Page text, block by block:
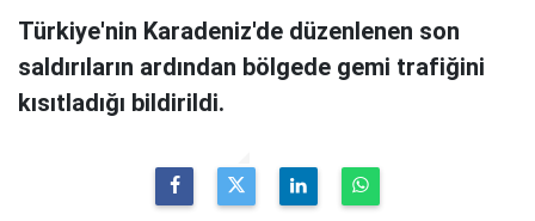
Türkiye'nin Karadeniz'de düzenlenen son
saldırıların ardından bölgede gemi trafiğini
kısıtladığı bildirildi.